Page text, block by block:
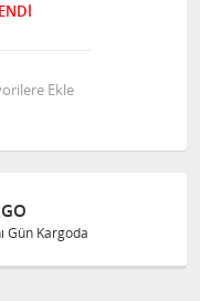
Ekle
Gün Kargoda